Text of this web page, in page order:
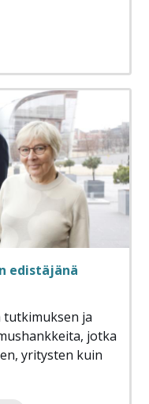
edistäjänä
ja
jotka
yritysten kuin